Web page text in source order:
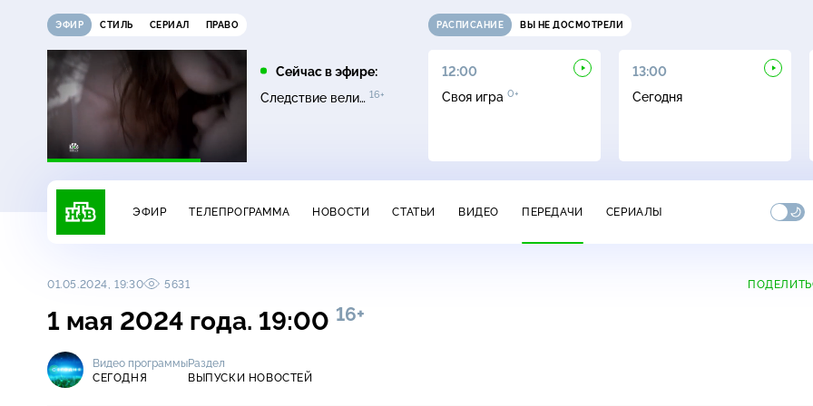
ЭФИР СТИЛЬ СЕРИАЛ ПРАВО
Сейчас в эфире:
Следствие вели… 16+
РАСПИСАНИЕ ВЫ НЕ ДОСМОТРЕЛИ
10:00
Сатья
11:00
Основано на реальных
12:00
Своя игра 0+
13:00
Сегодня
ЭФИР ТЕЛЕПРОГРАММА НОВОСТИ СТАТЬИ ВИДЕО ПЕРЕДАЧИ СЕРИАЛЫ
01.05.2024, 19:30 5631
1 мая 2024 года. 19:00 16+
Видео программы
СЕГОДНЯ
Раздел
ВЫПУСКИ НОВОСТЕЙ